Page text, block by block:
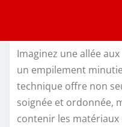
Imaginez une allée
un empilement
technique offre non
soignée et ordonnée,
contenir les